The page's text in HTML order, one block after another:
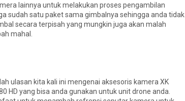
lainnya untuk melakukan proses pengambilan
sudah satu paket sama gimbalnya sehingga anda tidak
secara terpisah yang mungkin juga akan malah
mahal.
ulasan kita kali ini mengenai aksesoris kamera XK
HD yang bisa anda gunakan untuk unit drone anda.